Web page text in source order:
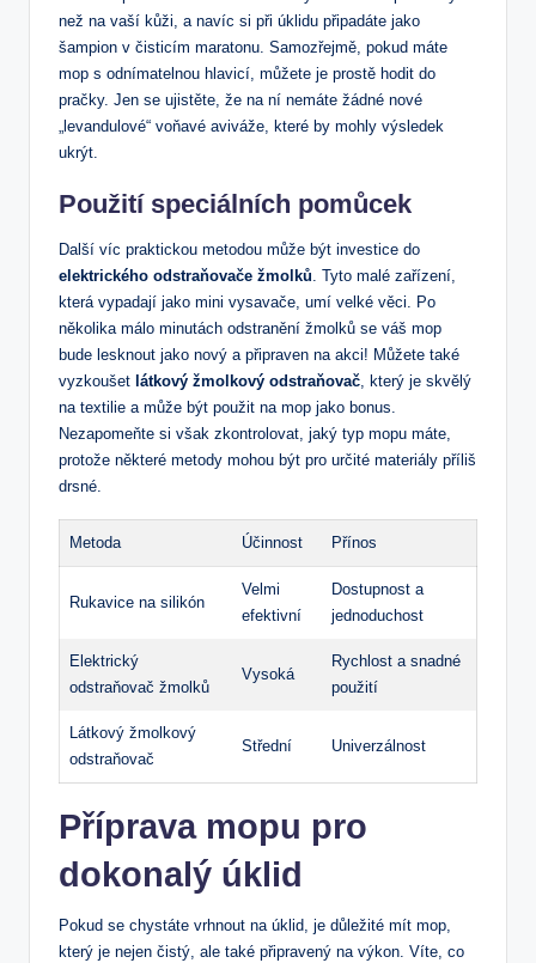
než na⁣ vaší‌ kůži, a navíc si při ⁣úklidu připadáte​ jako
šampion v čisticím⁢ maratonu.‌ Samozřejmě,⁣ pokud máte
mop s odnímatelnou hlavicí, můžete⁣ je prostě hodit do⁤
pračky. Jen se ujistěte, že na ‌ní nemáte žádné​ nové
„levandulové“ voňavé aviváže, které by‌ mohly výsledek
⁣ukrýt.
Použití speciálních⁤ pomůcek
Další víc praktickou ⁣metodou může⁤ být investice do​
elektrického odstraňovače žmolků. Tyto malé zařízení,​
která vypadají jako mini vysavače, umí velké ‍věci. Po‍
několika málo minutách odstranění ⁢žmolků se ‌váš mop
bude lesknout jako​ nový ​a připraven na ⁤akci! Můžete ⁤také
vyzkoušet látkový‍ žmolkový odstraňovač, který‌ je skvělý
na textilie a může být použit ⁢na mop jako bonus.
Nezapomeňte si však zkontrolovat, jaký typ mopu máte,
protože ⁤některé metody mohou být pro‍ určité materiály příliš
‍drsné.
Metoda Účinnost Přínos
Rukavice na silikón
Velmi
efektivní
Dostupnost a
jednoduchost
Elektrický
odstraňovač žmolků
Vysoká
Rychlost a snadné
použití
Látkový žmolkový
odstraňovač
Střední Univerzálnost
Příprava ​mopu pro
dokonalý úklid
Pokud se ⁣chystáte ‍vrhnout na⁤ úklid, je důležité mít mop,
který je nejen čistý,⁢ ale ⁣také připravený na ⁤výkon. Víte, ⁤co